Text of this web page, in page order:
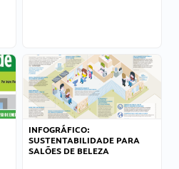
INFOGRÁFICO:
SUSTENTABILIDADE PARA
SALÕES DE BELEZA